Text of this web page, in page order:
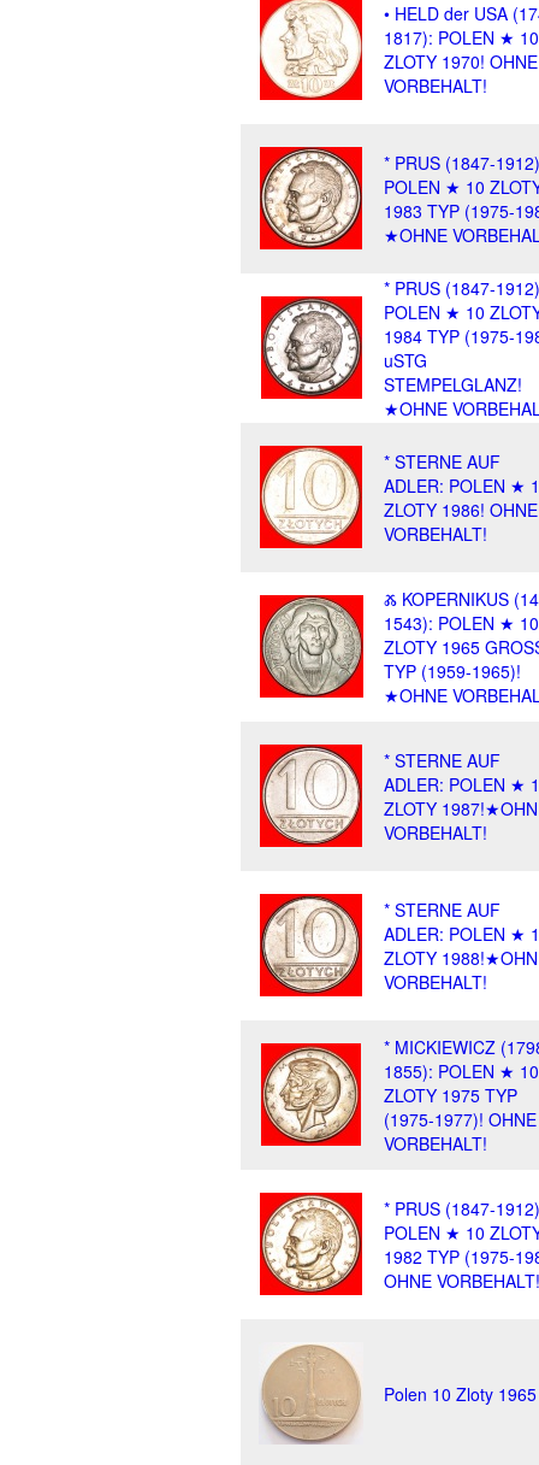
• HELD der USA
1817): POLEN ★ 10
ZLOTY 1970! OHNE
VORBEHALT!
* PRUS (1847-
POLEN ★ 10
1983 TYP (1975-
★OHNE
* PRUS (1847-
POLEN ★ 10
1984 TYP (1975-
uSTG
STEMPELGLANZ!
★OHNE
* STERNE AUF
ADLER: POLEN ★
ZLOTY 1986! OHNE
VORBEHALT!
Ⰶ KOPERNIKUS
1543): POLEN ★ 10
ZLOTY 1965
TYP (1959-1965)!
★OHNE
* STERNE AUF
ADLER: POLEN ★
ZLOTY
VORBEHALT!
* STERNE AUF
ADLER: POLEN ★
ZLOTY
VORBEHALT!
* MICKIEWICZ
1855): POLEN ★ 10
ZLOTY 1975 TYP
(1975-1977)! OHNE
VORBEHALT!
* PRUS (1847-
POLEN ★ 10
1982 TYP (1975-
OHNE VORBEHALT!
Polen 10 Zloty 1965